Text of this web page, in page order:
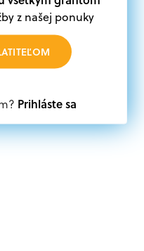
plánu obnovy a
ako aj
ako právnická osoba v
akákoľvek
z našej ponuky
Prihláste sa